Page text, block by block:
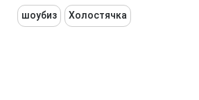
шоубиз Холостячка